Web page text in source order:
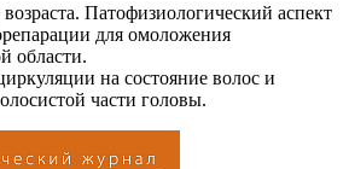
Патофизиологический аспект
для омоложения
области.
на состояние волос и
части головы.